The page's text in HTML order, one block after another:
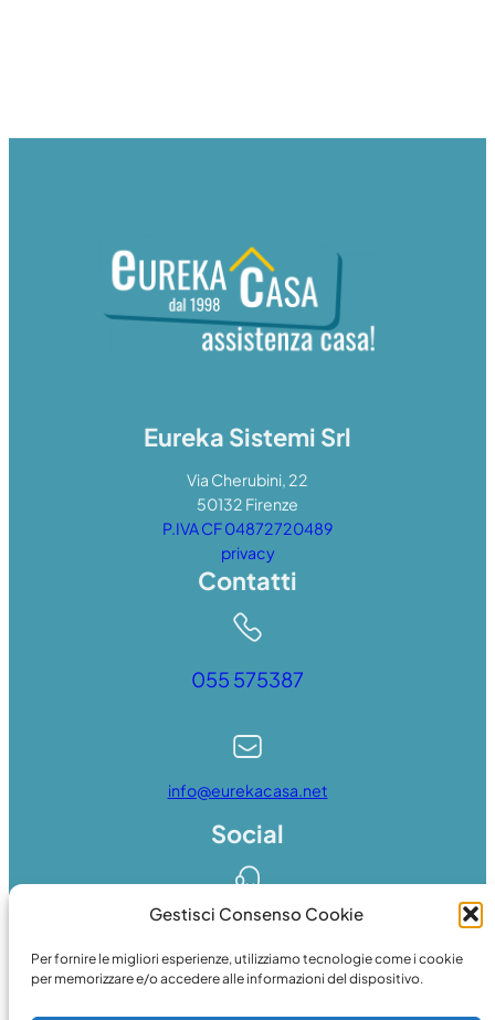
Gestisci Consenso Cookie
Per fornire le migliori esperienze, utilizziamo tecnologie come i cookie
per memorizzare e/o accedere alle informazioni del dispositivo.
Eureka Sistemi Srl
Via Cherubini, 22
50132 Firenze
P.IVA CF 04872720489
privacy
Contatti
055 575387
info@eurekacasa.net
Social